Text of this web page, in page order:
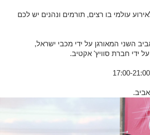
עולמי בו רצים, תורמים ונהנים יש לכם
השני המאורגן על ידי מכבי ישראל,
ידי חברת סוויץ' אקטיב.